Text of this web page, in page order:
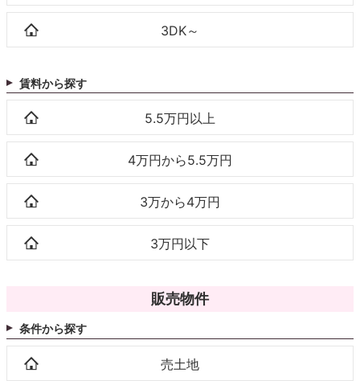
3DK～
賃料から探す
5.5万円以上
4万円から5.5万円
3万から4万円
3万円以下
販売物件
条件から探す
売土地